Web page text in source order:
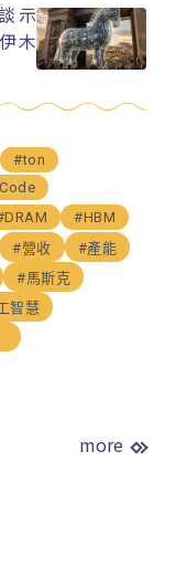
示
木
#ton
#HBM
#營收
#產能
#馬斯克
智慧
more